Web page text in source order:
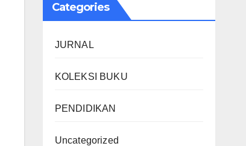
Categories
JURNAL
KOLEKSI BUKU
PENDIDIKAN
Uncategorized